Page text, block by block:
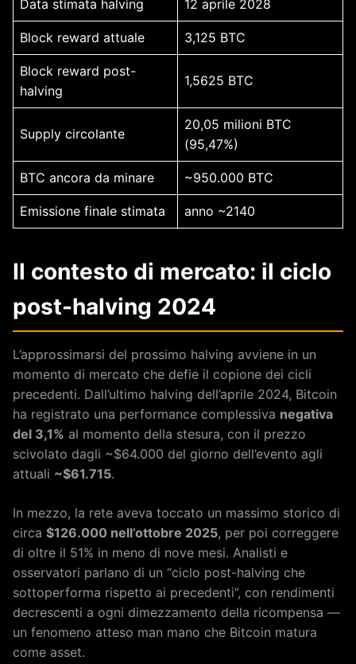
Data stimata halving 12 aprile 2028
Block reward attuale 3,125 BTC
Block reward post-
halving
1,5625 BTC
Supply circolante
20,05 milioni BTC
(95,47%)
BTC ancora da minare ~950.000 BTC
Emissione finale stimata anno ~2140
Il contesto di mercato: il ciclo
post-halving 2024
L’approssimarsi del prossimo halving avviene in un
momento di mercato che defie il copione dei cicli
precedenti. Dall’ultimo halving dell’aprile 2024, Bitcoin
ha registrato una performance complessiva negativa
del 3,1% al momento della stesura, con il prezzo
scivolato dagli ~$64.000 del giorno dell’evento agli
attuali ~$61.715.
In mezzo, la rete aveva toccato un massimo storico di
circa $126.000 nell’ottobre 2025, per poi correggere
di oltre il 51% in meno di nove mesi. Analisti e
osservatori parlano di un “ciclo post-halving che
sottoperforma rispetto ai precedenti”, con rendimenti
decrescenti a ogni dimezzamento della ricompensa —
un fenomeno atteso man mano che Bitcoin matura
come asset.